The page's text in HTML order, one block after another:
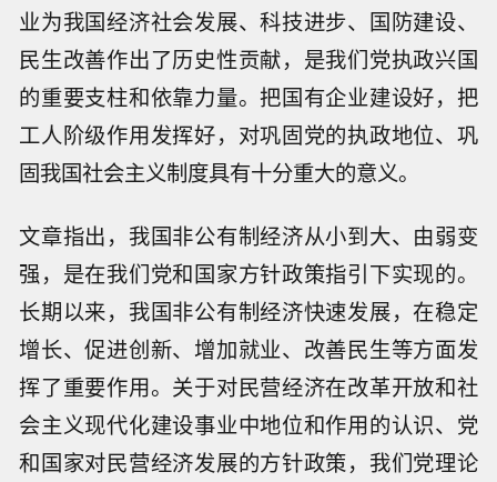
业为我国经济社会发展、科技进步、国防建设、
民生改善作出了历史性贡献，是我们党执政兴国
的重要支柱和依靠力量。把国有企业建设好，把
工人阶级作用发挥好，对巩固党的执政地位、巩
固我国社会主义制度具有十分重大的意义。
文章指出，我国非公有制经济从小到大、由弱变
强，是在我们党和国家方针政策指引下实现的。
长期以来，我国非公有制经济快速发展，在稳定
增长、促进创新、增加就业、改善民生等方面发
挥了重要作用。关于对民营经济在改革开放和社
会主义现代化建设事业中地位和作用的认识、党
和国家对民营经济发展的方针政策，我们党理论